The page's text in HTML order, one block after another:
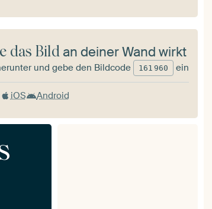
das Bildan deiner Wand wirkt
und gebe den Bildcode 161 960 ein
iOS Android